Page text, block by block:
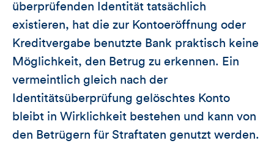
überprüfenden Identität tatsächlich
existieren, hat die zur Kontoeröffnung oder
Kreditvergabe benutzte Bank praktisch keine
Möglichkeit, den Betrug zu erkennen. Ein
vermeintlich gleich nach der
Identitätsüberprüfung gelöschtes Konto
bleibt in Wirklichkeit bestehen und kann von
den Betrügern für Straftaten genutzt werden.